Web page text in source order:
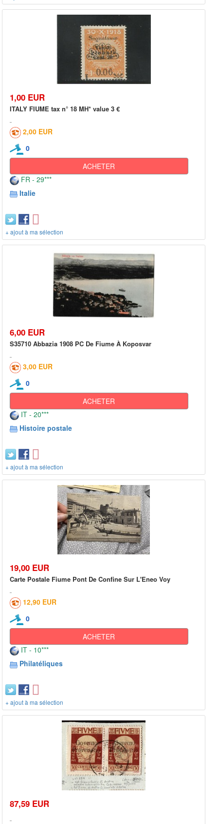
1,00 EUR
ITALY FIUME tax n° 18 MH* value 3 €
2,00 EUR
0
ACHETER
FR - 29***
Italie
+ ajout à ma sélection
6,00 EUR
S35710 Abbazia 1908 PC De Fiume À Koposvar
3,00 EUR
0
ACHETER
IT - 20***
Histoire postale
+ ajout à ma sélection
19,00 EUR
Carte Postale Fiume Pont De Confine Sur L'Eneo Voy
12,90 EUR
0
ACHETER
IT - 10***
Philatéliques
+ ajout à ma sélection
87,59 EUR